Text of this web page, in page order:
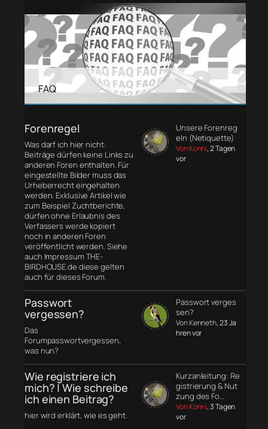
FAQ
Forenregel
Was darf ich hier nicht:
Beiträge dürfen keine Links zu
anderen Foren enthalten. Für
eingestellte Bilder muss das
Urheberrecht eingehalten
werden. Exklusive Artikel wie
zum Beispiel Zuchtberichte,
dürfen ohne Erlaubnis des
Verfassers werde kopiert
noch in anderen Foren
veröffentlicht werden. Siehe
auch Impressum THE-
BIRDHOUSE.de diese gelten
auch für dieses Forum.
Unsere Forenreg
eln (Netiquette)
Von Konni, 2 Tagen
vor
Passwort
vergessen?
Das
Forumpasswortvergessen,
was nun?
Passwort verges
sen?
Von Kenneth, 23 Ja
hren vor
Wie registriere ich
mich? | Wie schreibe
ich einen Beitrag?
hier wird erklärt, wie es geht.
Kurzanleitung: Re
gistrierung & Nut
zung des Fo…
Von Konni, 3 Tagen
vor